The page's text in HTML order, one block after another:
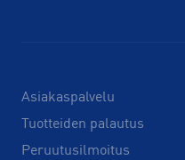
Asiakaspalvelu
Tuotteiden palautus
Peruutusilmoitus